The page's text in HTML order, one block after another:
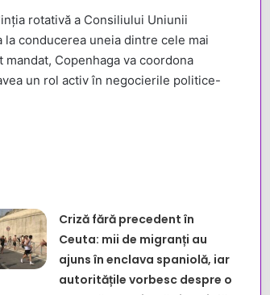
rotativă a Consiliului Uniunii
conducerea uneia dintre cele mai
Copenhaga va coordona
un rol activ în negocierile politice-
Criză fără precedent în
Ceuta: mii de migranți au
ajuns în enclava spaniolă, iar
autoritățile vorbesc despre o